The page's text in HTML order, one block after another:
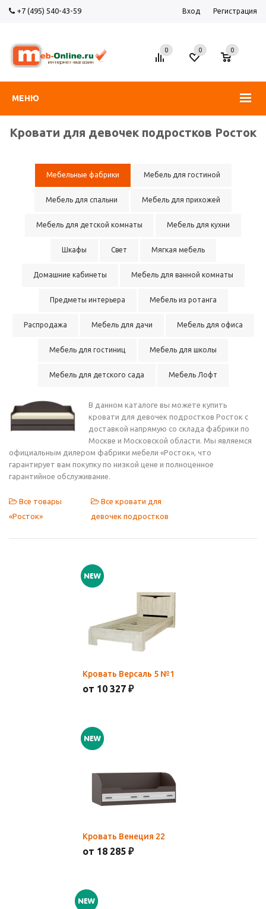
+7 (495) 540-43-59 Вход Регистрация
МЕНЮ
0 0
0
Кровати для девочек подростков Росток
Мебельные фабрики Мебель для гостиной
Мебель для спальни Мебель для прихожей
Мебель для детской комнаты Мебель для кухни
Шкафы Свет Мягкая мебель
Домашние кабинеты Мебель для ванной комнаты
Предметы интерьера Мебель из ротанга
Распродажа Мебель для дачи Мебель для офиса
Мебель для гостиниц Мебель для школы
Мебель для детского сада Мебель Лофт
В данном каталоге вы можете купить
кровати для девочек подростков Росток с
доставкой напрямую со склада фабрики по
Москве и Московской области. Мы являемся
официальным дилером фабрики мебели «Росток», что
гарантирует вам покупку по низкой цене и полноценное
гарантийное обслуживание.
Все товары
«Росток»
Все кровати для
девочек подростков
Кровать Версаль 5 №1
от 10 327 ₽
Кровать Венеция 22
от 18 285 ₽